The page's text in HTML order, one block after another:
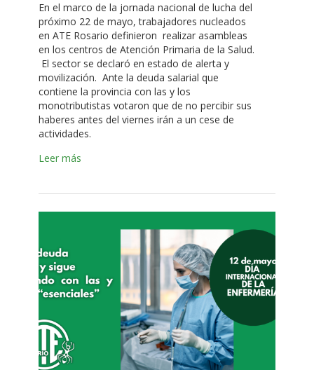
En el marco de la jornada nacional de lucha del
próximo 22 de mayo, trabajadores nucleados
en ATE Rosario definieron realizar asambleas
en los centros de Atención Primaria de la Salud.
El sector se declaró en estado de alerta y
movilización. Ante la deuda salarial que
contiene la provincia con las y los
monotributistas votaron que de no percibir sus
haberes antes del viernes irán a un cese de
actividades.
Leer más